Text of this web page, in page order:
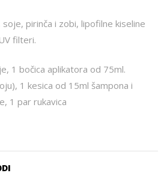
pirinča i zobi, lipofilne kiseline
filteri.
1 bočica aplikatora od 75ml.
1 kesica od 15ml šampona i
1 par rukavica